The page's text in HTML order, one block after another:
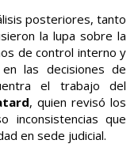
posteriores, tanto
la lupa sobre la
de control interno y
las decisiones de
el trabajo del
, quien revisó los
inconsistencias que
en sede judicial.